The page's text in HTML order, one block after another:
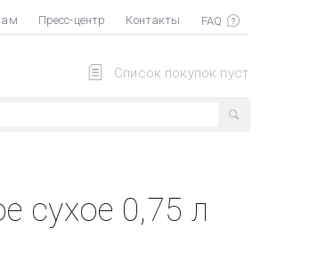
Пресс-центр Контакты
Список покупок пуст
сухое 0,75 л